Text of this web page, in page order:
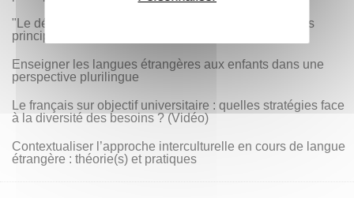
"Le développement des compétences orales selon les
principes de l’Approche Neurolinguistique" (Vidéo)
Enseigner les langues étrangères aux enfants dans une
perspective plurilingue
Le français sur objectif universitaire : quelles stratégies face
à la diversité des besoins ? (Vidéo)
Contextualiser l’approche interculturelle en cours de langue
étrangère : théorie(s) et pratiques